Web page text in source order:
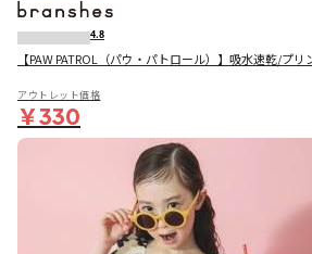
4.8
【PAW PATROL（パウ・パトロール）】吸水速乾/プ
アウトレット価格
￥330